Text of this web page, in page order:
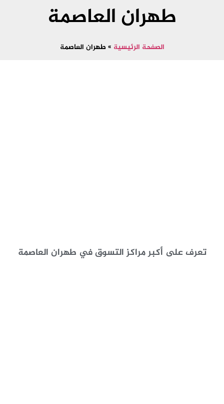
طهران العاصمة
الصفحة الرئيسية » طهران العاصمة
تعرف على أكبر مراكز التسوق في طهران العاصمة